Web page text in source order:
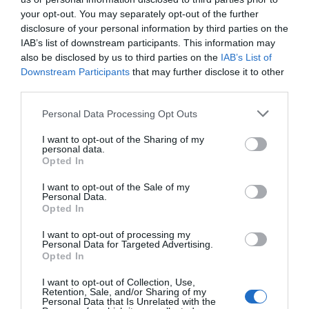
your opt-out. You may separately opt-out of the further
disclosure of your personal information by third parties on the
IAB’s list of downstream participants. This information may
also be disclosed by us to third parties on the IAB’s List of
Downstream Participants that may further disclose it to other
Personal Data Processing Opt Outs
I want to opt-out of the Sharing of my
personal data.
Opted In
I want to opt-out of the Sale of my
Personal Data.
Opted In
I want to opt-out of processing my
Personal Data for Targeted Advertising.
Opted In
I want to opt-out of Collection, Use,
Retention, Sale, and/or Sharing of my
Personal Data that Is Unrelated with the
tempu podróży Twoja rodzina stworzy
wspomnienia, które na zawsze pozostaną w
Waszych sercach.
Maroko to nie tylko kraj wspaniałych miejsc,
ale prawdziwy plac zabaw dla zmysłów dzieci,
pełen kolorów, dźwięków i zapachów!
Popularne
tapas, paella i sangria?
największych uroków jest wyjątkowa
takich jak tapas, paella oraz tradycyjny
napój - sangria. Dowiedz się, jak
38 06.02.2026•4 min
czy RPA?
Kenia i Tanzania to dwa najważniejsze
kierunki safari w Afryce, oferujące